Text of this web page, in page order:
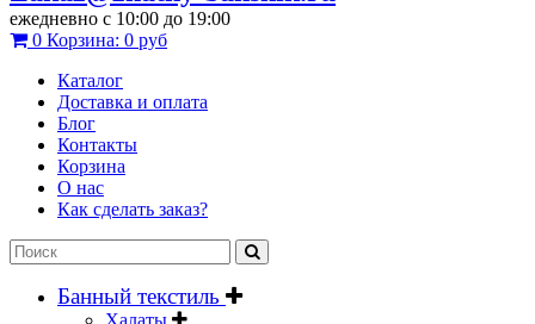
ежедневно с 10:00 до 19:00
0 Корзина: 0 руб
Каталог
Доставка и оплата
Блог
Контакты
Корзина
О нас
Как сделать заказ?
Банный текстиль
Халаты